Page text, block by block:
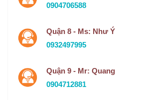
0904706588
Quận 8 - Ms: Như Ý
0932497995
Quận 9 - Mr: Quang
0904712881